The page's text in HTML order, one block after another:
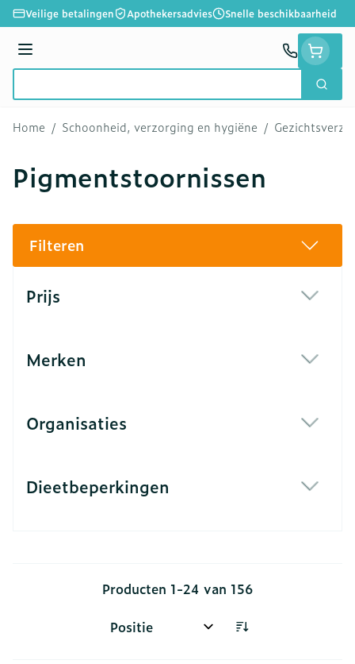
Ga naar de inhoud
Veilige betalingen Apothekersadvies Snelle beschikbaarheid
Menu
Zoek
Home / Schoonheid, verzorging en hygiëne /
Pigmentstoornissen
Filteren
Prijs
Merken
Organisaties
Dieetbeperkingen
Producten 1-24 van 156
Sorteer op: